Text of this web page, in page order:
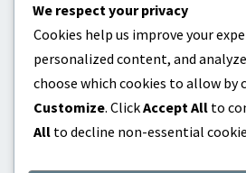
Ungdomsklubber, Familie
Cristhian Stuani: Biografi,
Familiebakgrunn
Diego Godín: Livshistorie,
We respect your privacy
Cookies help us improve your
personalized content, and
choose which cookies to allow by
Customize. ClickAccept All to
All to decline non-essential